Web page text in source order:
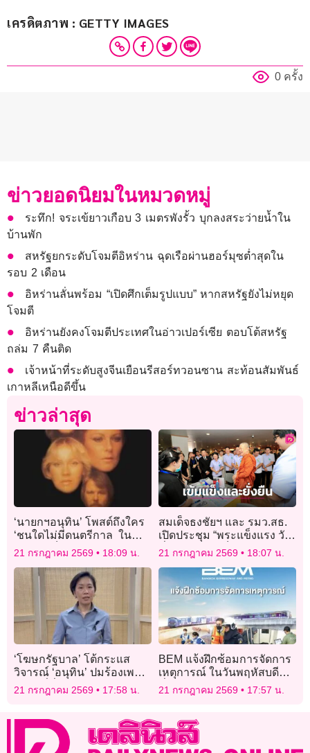
เครดิตภาพ : GETTY IMAGES
0 ครั้ง
ข่าวยอดนิยมในหมวดหมู่
ระทึก! จระเข้ยาวเกือบ 3 เมตรพังรั้ว บุกลงสระว่ายน้ำใน
บ้านพัก
สหรัฐยกระดับโจมตีอิหร่าน ฉุดเรือผ่านฮอร์มุซต่ำสุดใน
รอบ 2 เดือน
อิหร่านลั่นพร้อม “เปิดศึกเต็มรูปแบบ” หากสหรัฐยังไม่หยุด
โจมตี
อิหร่านยังคงโจมตีประเทศในอ่าวเปอร์เซีย ตอบโต้สหรัฐ
ถล่ม 7 คืนติด
เจ้าหน้าที่ระดับสูงจีนเยือนรีสอร์ทวอนซาน สะท้อนสัมพันธ์
เกาหลีเหนือดีขึ้น
ข่าวล่าสุด
‘นายกฯอนุทิน’ โพสต์ถึงใคร
‘ชนใดไม่มีดนตรีกาล ใน
สันดานเป็นคนชอบกล
นัก’เขานั้นเหมาะคิดขบถ
อัปลักษณ์
21 กรกฎาคม 2569 18:09 น.
สมเด็จธงชัยฯ และ รมว.สธ.
เปิดประชุม “พระแข็งแรง วัด
มั่นคง ชุมชนเป็นสุข”
21 กรกฎาคม 2569 18:07 น.
‘โฆษกรัฐบาล’ โต้กระแส
วิจารณ์ ‘อนุทิน’ ปมร้องเพลง
‘เถียนมี่มี่’ ระหว่างเยือนจีน
ย้ำเป็นตัวอย่าง ‘การทูตด้วย
21 กรกฎาคม 2569 17:58 น.
BEM แจ้งฝึกซ้อมการจัดการ
เหตุการณ์ ในวันพฤหัสบดี
ที่ 23 กรกฎาคม 2569
21 กรกฎาคม 2569 17:57 น.